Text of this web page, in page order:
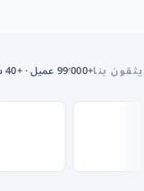
يثقون بنا+99٬000 عميل · +40 سنة خبرة